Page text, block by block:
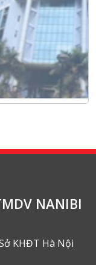
NANIBI
KHĐT Hà Nội